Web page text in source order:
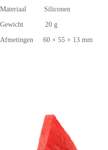
Materiaal Siliconen
Gewicht 20 g
Afmetingen 60 × 55 × 13 mm